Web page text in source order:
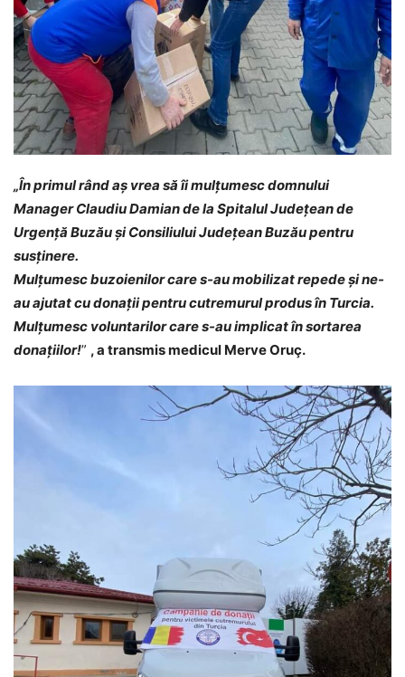
„În primul rând aș vrea să îi mulțumesc domnului
Manager Claudiu Damian de la Spitalul Județean de
Urgență Buzău și Consiliului Județean Buzău pentru
susținere.
Mulțumesc buzoienilor care s-au mobilizat repede și ne-
au ajutat cu donații pentru cutremurul produs în Turcia.
Mulțumesc voluntarilor care s-au implicat în sortarea
donațiilor!” , a transmis medicul Merve Oruç.